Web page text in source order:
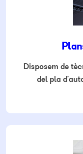
Disposem de
del pla